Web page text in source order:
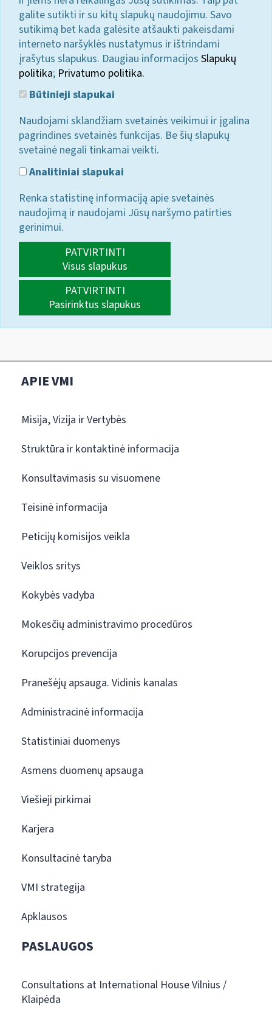
galite sutikti ir su kitų slapukų naudojimu. Savo
sutikimą bet kada galėsite atšaukti pakeisdami
interneto naršyklės nustatymus ir ištrindami
įrašytus slapukus. Daugiau informacijos Slapukų
politika; Privatumo politika.
Būtinieji slapukai
Naudojami sklandžiam svetainės veikimui ir įgalina
pagrindines svetainės funkcijas. Be šių slapukų
svetainė negali tinkamai veikti.
Analitiniai slapukai
Renka statistinę informaciją apie svetainės
naudojimą ir naudojami Jūsų naršymo patirties
gerinimui.
PATVIRTINTI
Visus slapukus
PATVIRTINTI
Pasirinktus slapukus
APIE VMI
Misija, Vizija ir Vertybės
Struktūra ir kontaktinė informacija
Konsultavimasis su visuomene
Teisinė informacija
Peticijų komisijos veikla
Veiklos sritys
Kokybės vadyba
Mokesčių administravimo procedūros
Korupcijos prevencija
Pranešėjų apsauga. Vidinis kanalas
Administracinė informacija
Statistiniai duomenys
Asmens duomenų apsauga
Viešieji pirkimai
Karjera
Konsultacinė taryba
VMI strategija
Apklausos
PASLAUGOS
Consultations at International House Vilnius /
Klaipėda